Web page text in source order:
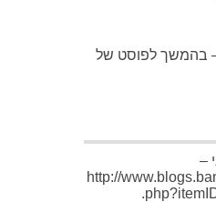
בהמשך לפוסט של
–
http://